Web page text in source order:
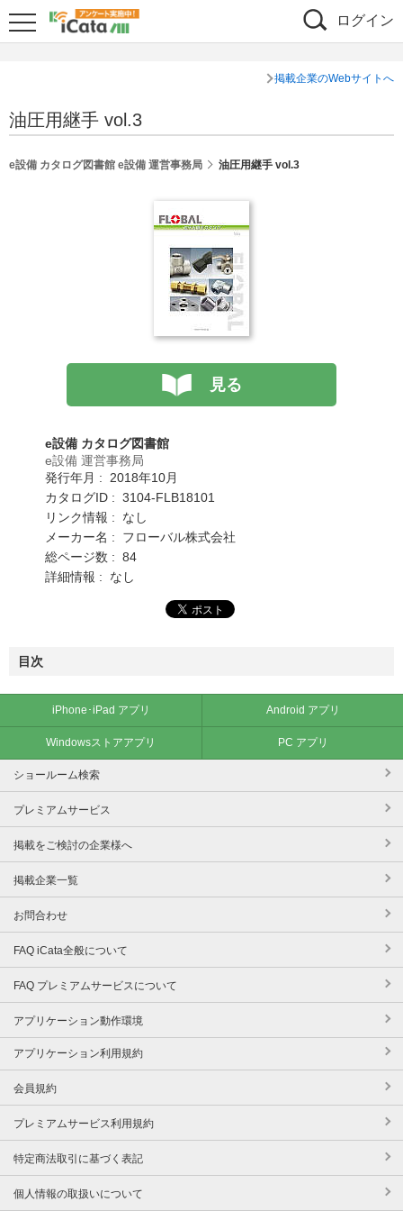
ログイン
掲載企業のWebサイトへ
油圧用継手 vol.3
e設備 カタログ図書館 e設備 運営事務局 油圧用継手 vol.3
見る
e設備 カタログ図書館
e設備 運営事務局
発行年月 : 2018年10月
カタログID : 3104-FLB18101
リンク情報 : なし
メーカー名 : フローバル株式会社
総ページ数 : 84
詳細情報 : なし
目次
iPhone･iPad アプリ Android アプリ
Windowsストアアプリ PC アプリ
ショールーム検索
プレミアムサービス
掲載をご検討の企業様へ
掲載企業一覧
お問合わせ
FAQ iCata全般について
FAQ プレミアムサービスについて
アプリケーション動作環境
アプリケーション利用規約
会員規約
プレミアムサービス利用規約
特定商法取引に基づく表記
個人情報の取扱いについて